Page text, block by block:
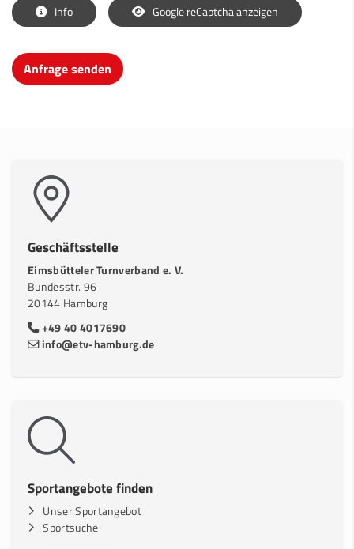
Info Google reCaptcha anzeigen
Geschäftsstelle
Eimsbütteler Turnverband e. V.
Bundesstr. 96
20144 Hamburg
+49 40 4017690
info@etv-hamburg.de
Sportangebote finden
Unser Sportangebot
Sportsuche